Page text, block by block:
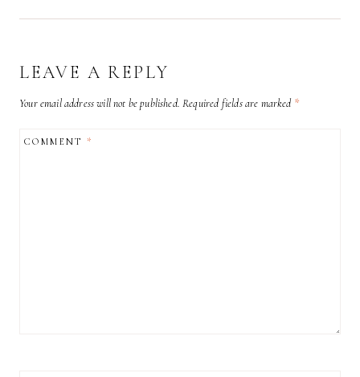
LEAVE A REPLY
Your email address will not be published. Required fields are marked *
COMMENT*